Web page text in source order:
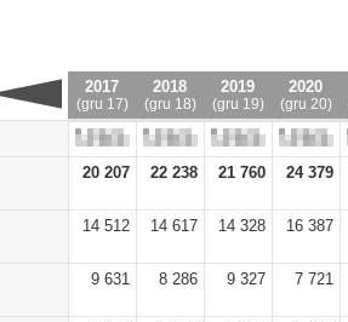
2017
(gru 17)
2018
(gru 18)
2019
(gru 19)
2020
(gru 20)
20 207 22 238 21 760 24 379
14 512 14 617 14 328 16 387
9 631 8 286 9 327 7 721